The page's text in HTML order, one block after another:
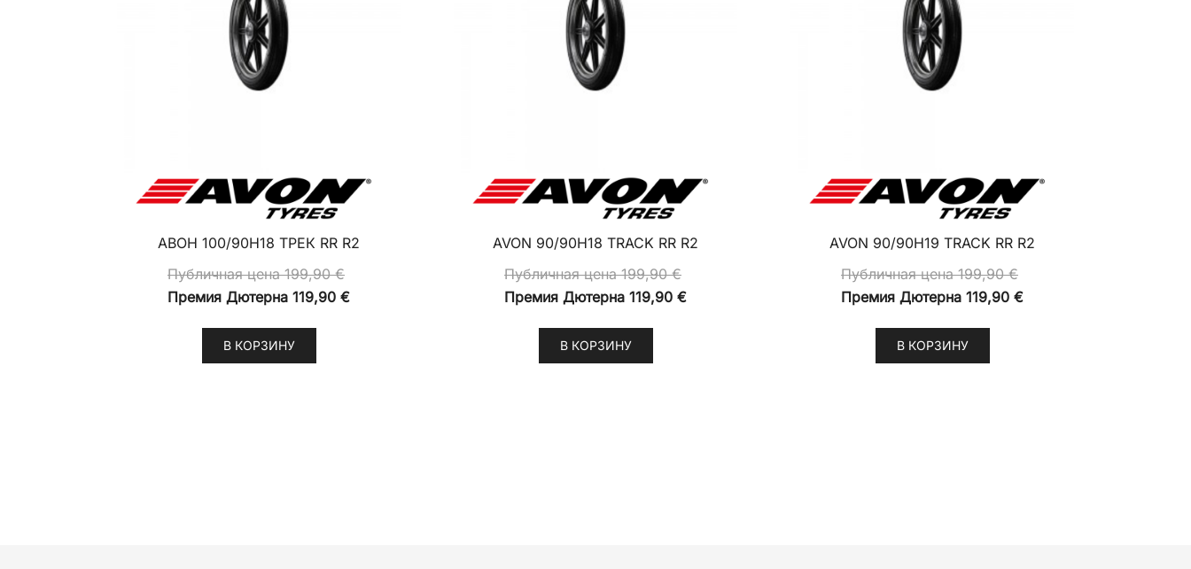
АВОН 100/90H18 ТРЕК RR R2
Публичная цена199,90€
Премия Дютерна 119,90 €
В КОРЗИНУ
AVON 90/90H18 TRACK RR R2
Публичная цена199,90€
Премия Дютерна 119,90 €
В КОРЗИНУ
AVON 90/90H19 TRACK RR R2
Публичная цена199,90€
Премия Дютерна 119,90 €
В КОРЗИНУ